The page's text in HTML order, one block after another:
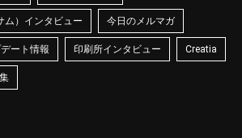
ム）インタビュー 今日のメルマガ
ート情報 印刷所インタビュー Creatia